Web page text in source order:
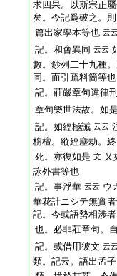
求四果。以斯宗正
矣。今記爲破之。
篇出家學本等也 云
記。和會異同 云云
數。鈔列二十九種
同。而引疏料簡等也
記。莊嚴章句違律
章句樂世法故。如
記。如經極誡 云云
栴檀。縱經塵劫。
死。亦復如是 文 又
詠外書等也
記。事浮華 云云 ウ
華花計ニシテ無實
記。今或語勢相渉
也。必非莊章句。
記。或借用彼文 云
類。記云。語出孟